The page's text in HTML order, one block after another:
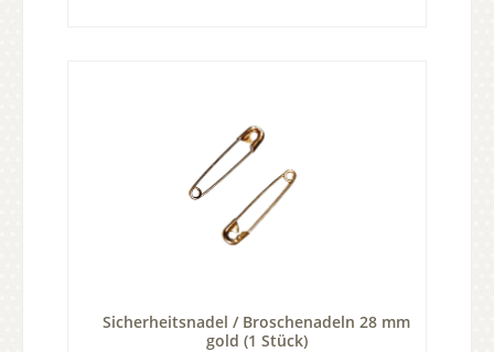
Sicherheitsnadel / Broschenadeln 28 mm
gold (1 Stück)